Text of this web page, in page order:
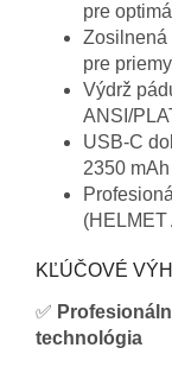
pre
Zosilnená
pre
Výdrž
ANSI/
USB-C
2350
KĽÚČOVÉ
✅
technológia